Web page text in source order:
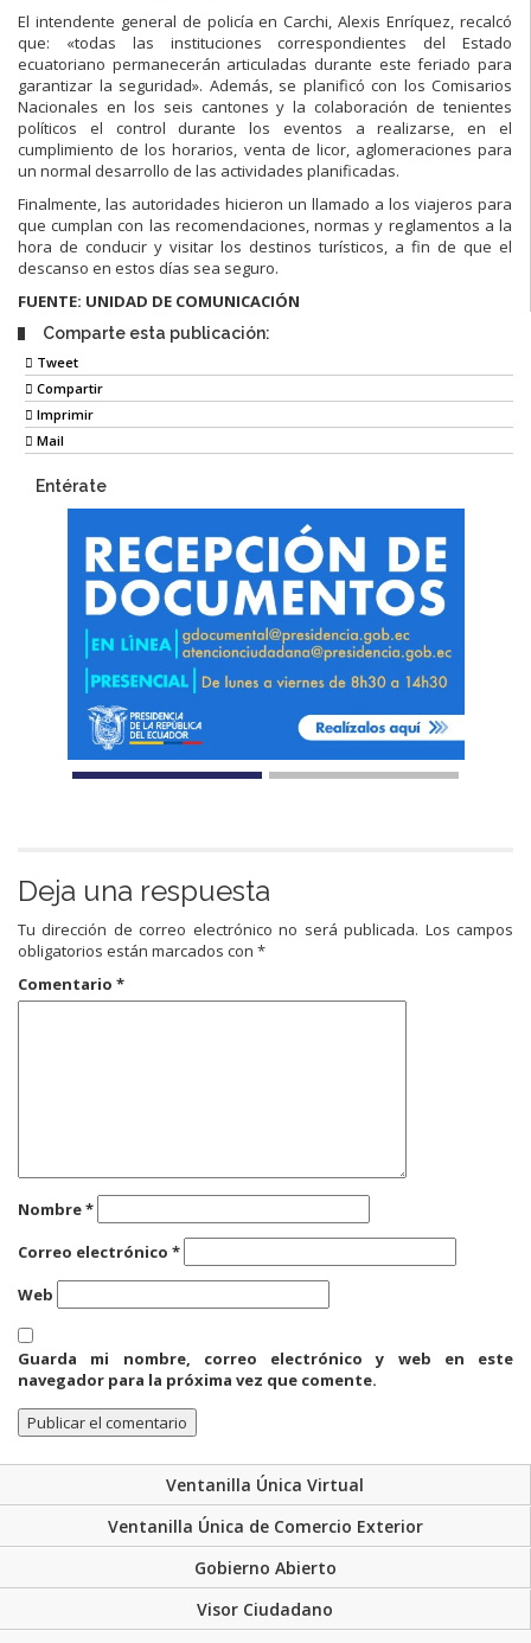
El intendente general de policía en Carchi, Alexis Enríquez, recalcó
que: «todas las instituciones correspondientes del Estado
ecuatoriano permanecerán articuladas durante este feriado para
garantizar la seguridad». Además, se planificó con los Comisarios
Nacionales en los seis cantones y la colaboración de tenientes
políticos el control durante los eventos a realizarse, en el
cumplimiento de los horarios, venta de licor, aglomeraciones para
un normal desarrollo de las actividades planificadas.
Finalmente, las autoridades hicieron un llamado a los viajeros para
que cumplan con las recomendaciones, normas y reglamentos a la
hora de conducir y visitar los destinos turísticos, a fin de que el
descanso en estos días sea seguro.
FUENTE: UNIDAD DE COMUNICACIÓN
Comparte esta publicación:
Tweet
Compartir
Imprimir
Mail
Entérate
Deja una respuesta
Tu dirección de correo electrónico no será publicada. Los campos
obligatorios están marcados con *
Comentario *
Nombre*
Correo electrónico *
Web
Guarda mi nombre, correo electrónico y web en este
navegador para la próxima vez que comente.
Ventanilla Única Virtual
Ventanilla Única de Comercio Exterior
Gobierno Abierto
Visor Ciudadano